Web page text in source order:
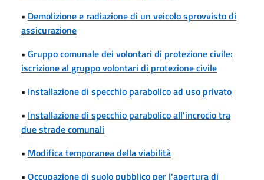
• Demolizione e radiazione di un veicolo sprovvisto di
assicurazione
• Gruppo comunale dei volontari di protezione civile:
iscrizione al gruppo volontari di protezione civile
• Installazione di specchio parabolico ad uso privato
• Installazione di specchio parabolico all'incrocio tra
due strade comunali
• Modifica temporanea della viabilità
• Occupazione di suolo pubblico per l'apertura di